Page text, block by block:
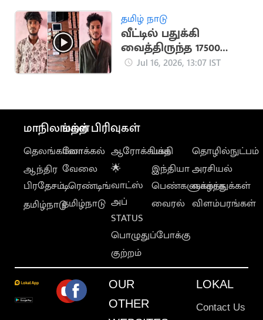
தமிழ் நாடு
வீட்டில் பதுக்கி
வைத்திருந்த 17500
போதை மாத்திரைகள்
Jul 16, 2026, 13:07 IST
மாநிலங்கள்
தெலங்கானா
ஆந்திர
பிரதேசம்
தமிழ்நாடு
மற்ற பிரிவுகள்
லோக்கல்
வேலை
டிரெண்டிங்
தமிழ்நாடு
ஆரோக்கியம்
🌟
வாட்ஸ்
அப்
STATUS
பொழுதுப்போக்கு
குற்றம்
பக்தி
இந்தியா
பெண்களுக்காக
வைரல்
தொழில்நுட்பம்
அரசியல்
வாழ்த்துக்கள்
விளம்பரங்கள்
OUR
OTHER
LOKAL
Contact Us